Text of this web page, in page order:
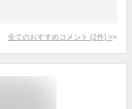
全てのおすすめコメント (2件) >